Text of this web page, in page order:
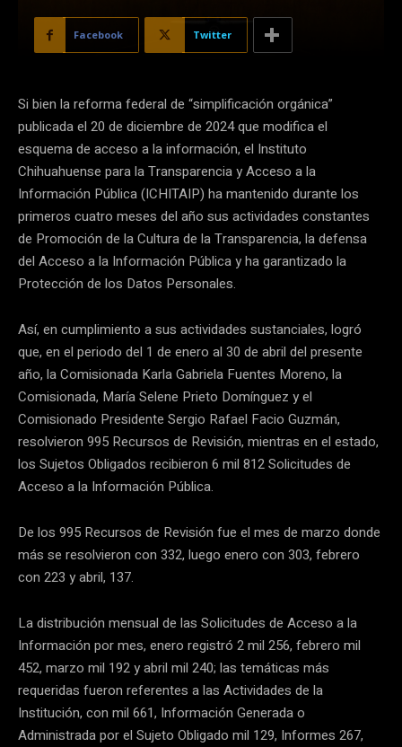
Facebook Twitter
Si bien la reforma federal de “simplificación orgánica”
publicada el 20 de diciembre de 2024 que modifica el
esquema de acceso a la información, el Instituto
Chihuahuense para la Transparencia y Acceso a la
Información Pública (ICHITAIP) ha mantenido durante los
primeros cuatro meses del año sus actividades constantes
de Promoción de la Cultura de la Transparencia, la defensa
del Acceso a la Información Pública y ha garantizado la
Protección de los Datos Personales.
Así, en cumplimiento a sus actividades sustanciales, logró
que, en el periodo del 1 de enero al 30 de abril del presente
año, la Comisionada Karla Gabriela Fuentes Moreno, la
Comisionada, María Selene Prieto Domínguez y el
Comisionado Presidente Sergio Rafael Facio Guzmán,
resolvieron 995 Recursos de Revisión, mientras en el estado,
los Sujetos Obligados recibieron 6 mil 812 Solicitudes de
Acceso a la Información Pública.
De los 995 Recursos de Revisión fue el mes de marzo donde
más se resolvieron con 332, luego enero con 303, febrero
con 223 y abril, 137.
La distribución mensual de las Solicitudes de Acceso a la
Información por mes, enero registró 2 mil 256, febrero mil
452, marzo mil 192 y abril mil 240; las temáticas más
requeridas fueron referentes a las Actividades de la
Institución, con mil 661, Información Generada o
Administrada por el Sujeto Obligado mil 129, Informes 267,